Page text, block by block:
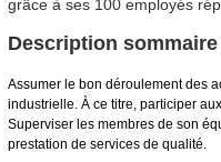
grâce à ses 100 employés
Description
Assumer le bon déroulement des
industrielle. À ce titre, participer
Superviser les membres de son
prestation de services de qualité.